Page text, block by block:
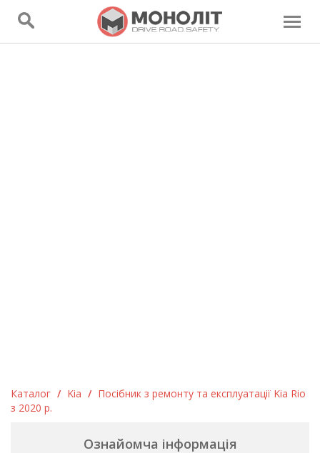
Каталог / Kia / Посібник з ремонту та експлуатації Kia Rio
з 2020 р.
Ознайомча інформація